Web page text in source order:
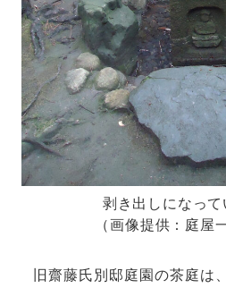
剥き出しになって
（画像提供：庭屋
旧齋藤氏別邸庭園の茶庭は